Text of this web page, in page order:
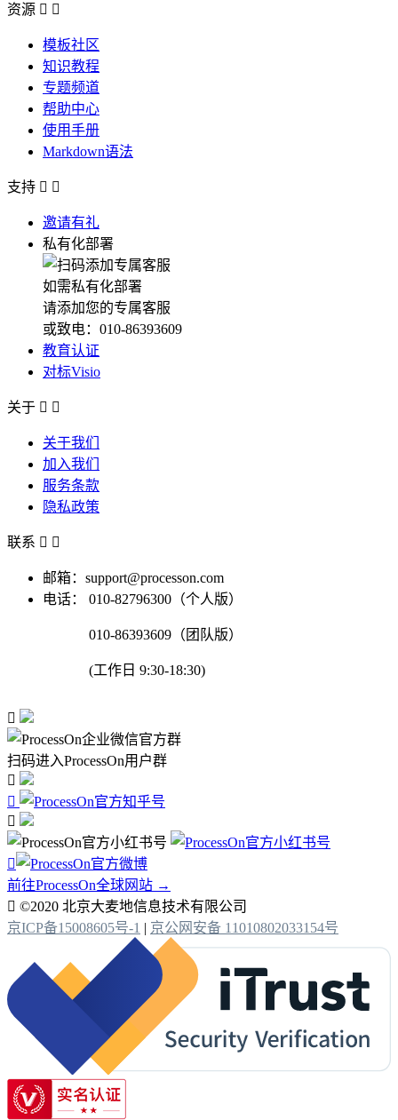
资源  
模板社区
知识教程
专题频道
帮助中心
使用手册
Markdown语法
支持  
邀请有礼
私有化部署
如需私有化部署
请添加您的专属客服
或致电：010-86393609
教育认证
对标Visio
关于  
关于我们
加入我们
服务条款
隐私政策
联系  
邮箱：support@processon.com
电话：
010-82796300（个人版）
010-86393609（团队版）
(工作日 9:30-18:30)

扫码进入ProcessOn用户群




前往ProcessOn全球网站 →
 ©2020 北京大麦地信息技术有限公司
京ICP备15008605号-1 | 京公网安备 11010802033154号